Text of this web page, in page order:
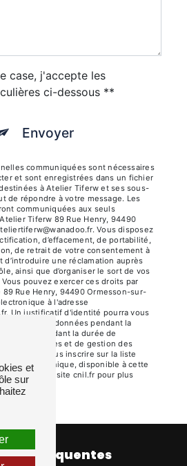
case, j'accepte les
ci-dessous **
Envoyer
communiquées sont nécessaires
et sont enregistrées dans un fichier
à Atelier Tiferw et ses sous-
de répondre à votre message. Les
communiquées aux seuls
Tiferw 89 Rue Henry, 94490
Vous disposez
d’effacement, de portabilité,
de retrait de votre consentement à
une réclamation auprès
ainsi que d’organiser le sort de vos
pouvez exercer ces droits par
Rue Henry, 94490 Ormesson-sur-
à l'adresse
Un justificatif d'identité pourra vous
vos données pendant la
puis pendant la durée de
fins probatoires et de gestion des
le droit de vous inscrire sur la liste
téléphonique, disponible à cette
. Consultez le site cnil.fr pour plus
fréquentes
et
sur